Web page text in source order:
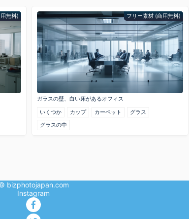
無料) フリー素材 (商用無料)
ガラスの壁、白い床があるオフィス
いくつか
カップ カーペット
グラス
グラスの中
bizphotojapan.com
Instagram